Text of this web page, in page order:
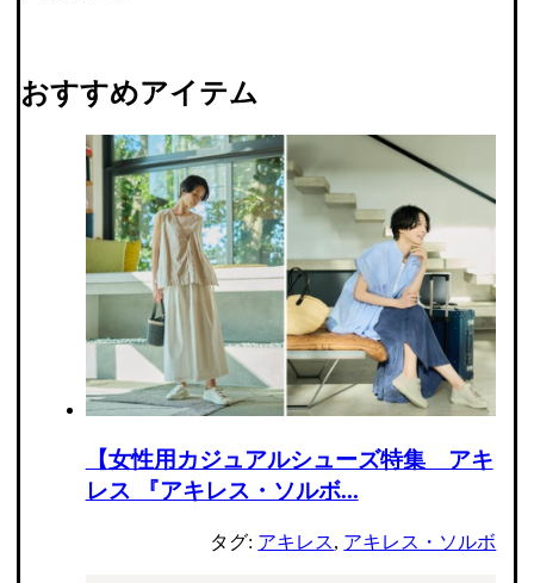
おすすめアイテム
【女性用カジュアルシューズ特集 アキ
レス 『アキレス・ソルボ...
タグ: アキレス, アキレス・ソルボ